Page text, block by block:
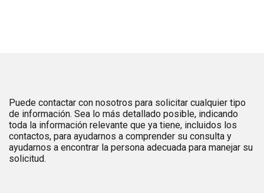
Puede contactar con nosotros para solicitar cualquier tipo
de información. Sea lo más detallado posible, indicando
toda la información relevante que ya tiene, incluidos los
contactos, para ayudarnos a comprender su consulta y
ayudarnos a encontrar la persona adecuada para manejar su
solicitud.